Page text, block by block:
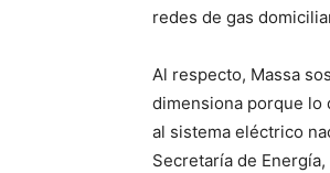
redes de gas
Al respecto, Massa
dimensiona porque lo
al sistema eléctrico
Secretaría de